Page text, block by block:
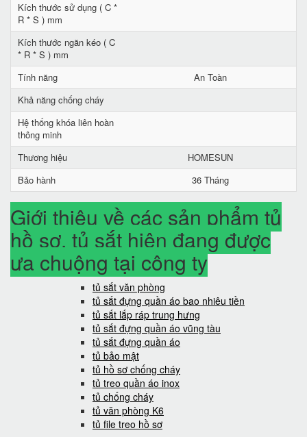
Kích thước sử dụng ( C *
R * S ) mm
Kích thước ngăn kéo ( C
* R * S ) mm
Tính năng
An Toàn
Khả năng chống cháy
Hệ thống khóa liên hoàn
thông minh
Thương hiệu
HOMESUN
Bảo hành
36 Tháng
Giới thiệu về các sản phẩm tủ
hồ sơ, tủ sắt hiện đang được
ưa chuộng tại công ty
tủ sắt văn phòng
tủ sắt đựng quần áo bao nhiêu tiền
tủ sắt lắp ráp trung hưng
tủ sắt đựng quần áo vũng tàu
tủ sắt đựng quần áo
tủ bảo mật
tủ hồ sơ chống cháy
tủ treo quần áo inox
tủ chống cháy
tủ văn phòng K6
tủ file treo hồ sơ